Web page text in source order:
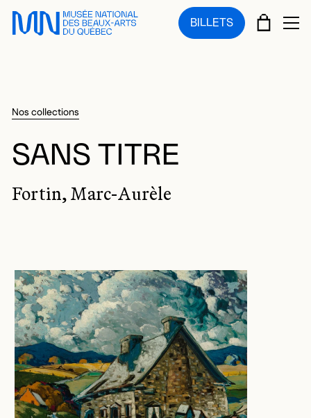
Sauter au menu principal
Sauter au contenu principal
Sauter au pied de page
BILLETS PANIER
Nos collections
SANS TITRE
Fortin, Marc-Aurèle